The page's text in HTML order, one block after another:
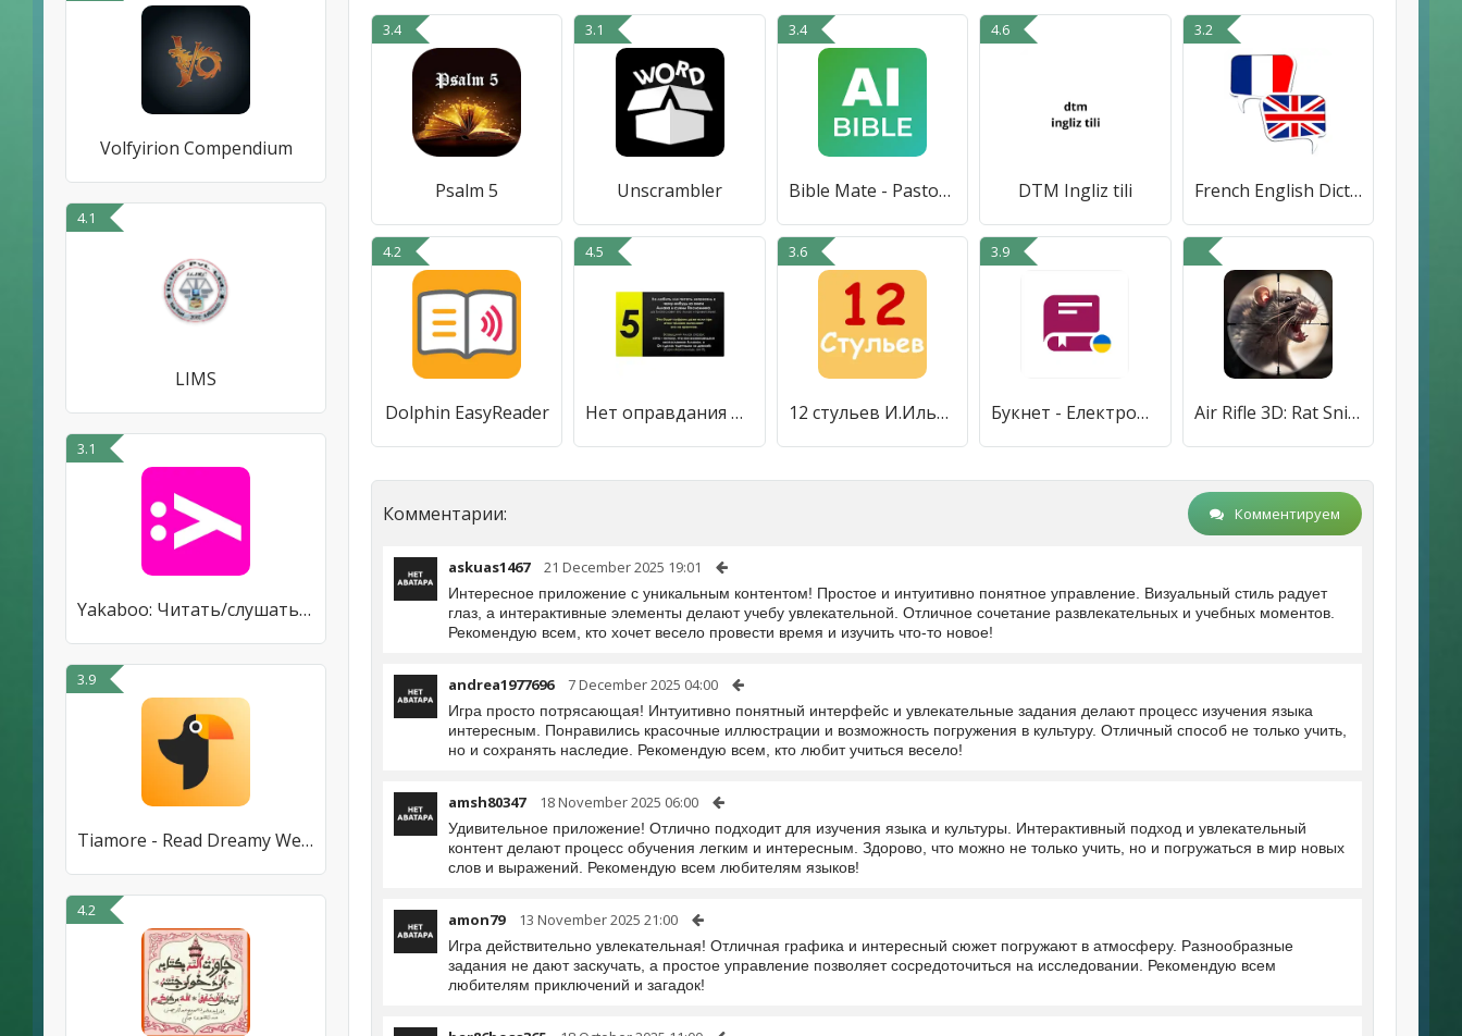
Volfyirion Compendium
4.1
LIMS
3.1
Yakaboo: Читать/слушать книги
3.9
Tiamore - Read Dreamy Webnovel
4.2
3.4
Psalm 5
3.1
Unscrambler
3.4
Bible Mate - Pastor AI Chat
4.6
DTM Ingliz tili
3.2
French English Dictionary OFFL
4.2
Dolphin EasyReader
4.5
Нет оправдания по невежеству
3.6
12 стульев И.Ильф, Е.Петров
3.9
Букнет - Електронні книги Air Rifle 3D: Rat Sniper
Комментарии: Комментируем
askuas1467 21 December 2025 19:01
Интересное приложение с уникальным контентом! Простое и интуитивно понятное управление. Визуальный стиль радует
глаз, а интерактивные элементы делают учебу увлекательной. Отличное сочетание развлекательных и учебных моментов.
Рекомендую всем, кто хочет весело провести время и изучить что-то новое!
andrea1977696 7 December 2025 04:00
Игра просто потрясающая! Интуитивно понятный интерфейс и увлекательные задания делают процесс изучения языка
интересным. Понравились красочные иллюстрации и возможность погружения в культуру. Отличный способ не только учить,
но и сохранять наследие. Рекомендую всем, кто любит учиться весело!
amsh80347 18 November 2025 06:00
Удивительное приложение! Отлично подходит для изучения языка и культуры. Интерактивный подход и увлекательный
контент делают процесс обучения легким и интересным. Здорово, что можно не только учить, но и погружаться в мир новых
слов и выражений. Рекомендую всем любителям языков!
amon79 13 November 2025 21:00
Игра действительно увлекательная! Отличная графика и интересный сюжет погружают в атмосферу. Разнообразные
задания не дают заскучать, а простое управление позволяет сосредоточиться на исследовании. Рекомендую всем
любителям приключений и загадок!